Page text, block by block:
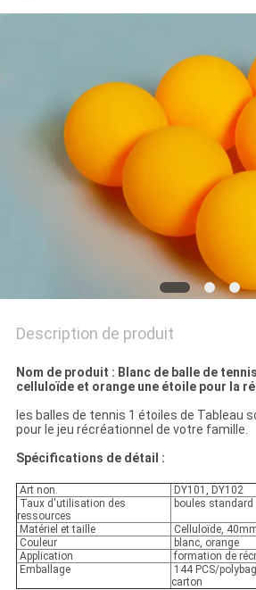
PLAN
POLICY
Description de produit
Nom de produit : Blanc de balle de
celluloïde et orange une étoile pour la
les balles de tennis 1 étoiles de Tableau
pour le jeu récréationnel de votre famille.
Spécifications de détail :
Art non.
DY101, DY102
Taux d'utilisation des
ressources
boules standard
Matériel et taille
Celluloïde,
Couleur
blanc, orange
Application
formation de
Emballage
144 PCS/
carton